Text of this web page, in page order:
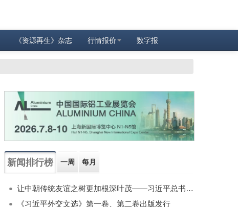
《资源再生》杂志 行情报价 数字报
新闻排行榜 一周 每月
让中朝传统友谊之树更加根深叶茂——习近平总书记对朝鲜进行国事访问纪实
《习近平外交文选》第一卷、第二卷出版发行